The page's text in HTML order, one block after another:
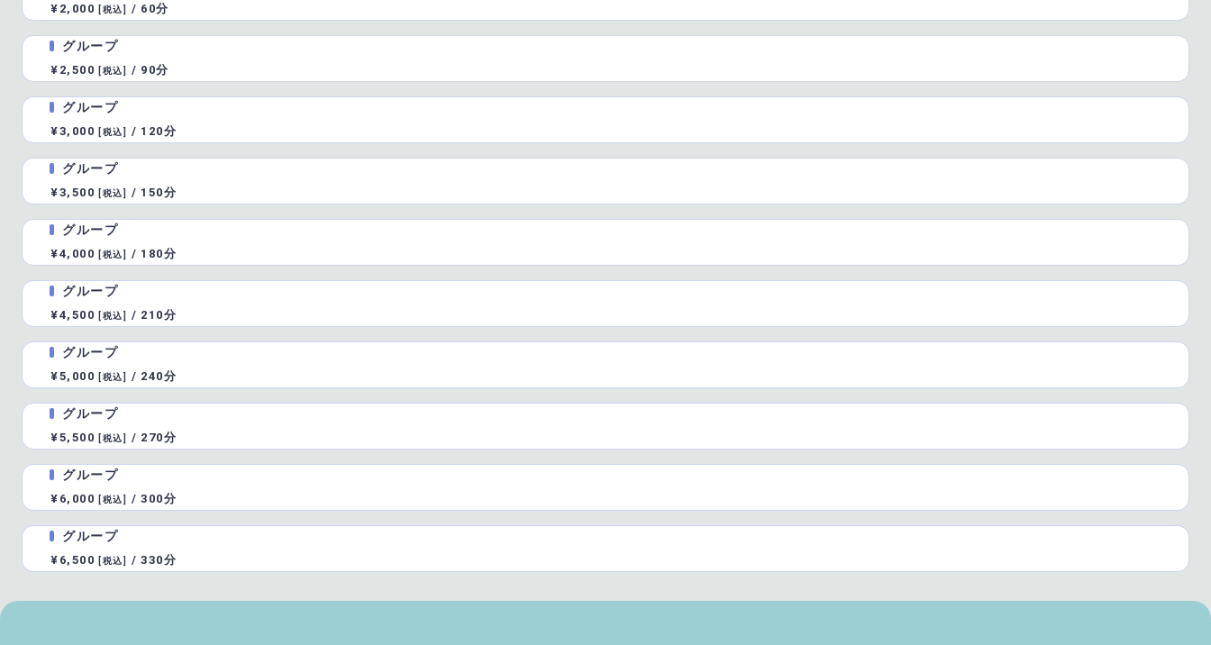
¥2,000 [税込] / 60分
グループ
¥2,500 [税込] / 90分
グループ
¥3,000 [税込] / 120分
グループ
¥3,500 [税込] / 150分
グループ
¥4,000 [税込] / 180分
グループ
¥4,500 [税込] / 210分
グループ
¥5,000 [税込] / 240分
グループ
¥5,500 [税込] / 270分
グループ
¥6,000 [税込] /300分
グループ
¥6,500 [税込] /330分